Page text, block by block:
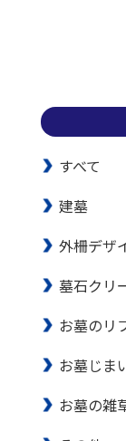
すべて
建墓
外柵デザ
墓石クリ
お墓のリ
お墓じま
お墓の雑